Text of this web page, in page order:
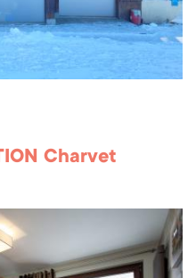
Charvet